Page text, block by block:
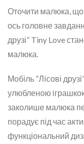
Оточити малюка, що
ось головне
друзі” Tiny Love
малюка.
Мобіль “Лісові
улюбленою
заколише малюка
порадує під час
функціональний